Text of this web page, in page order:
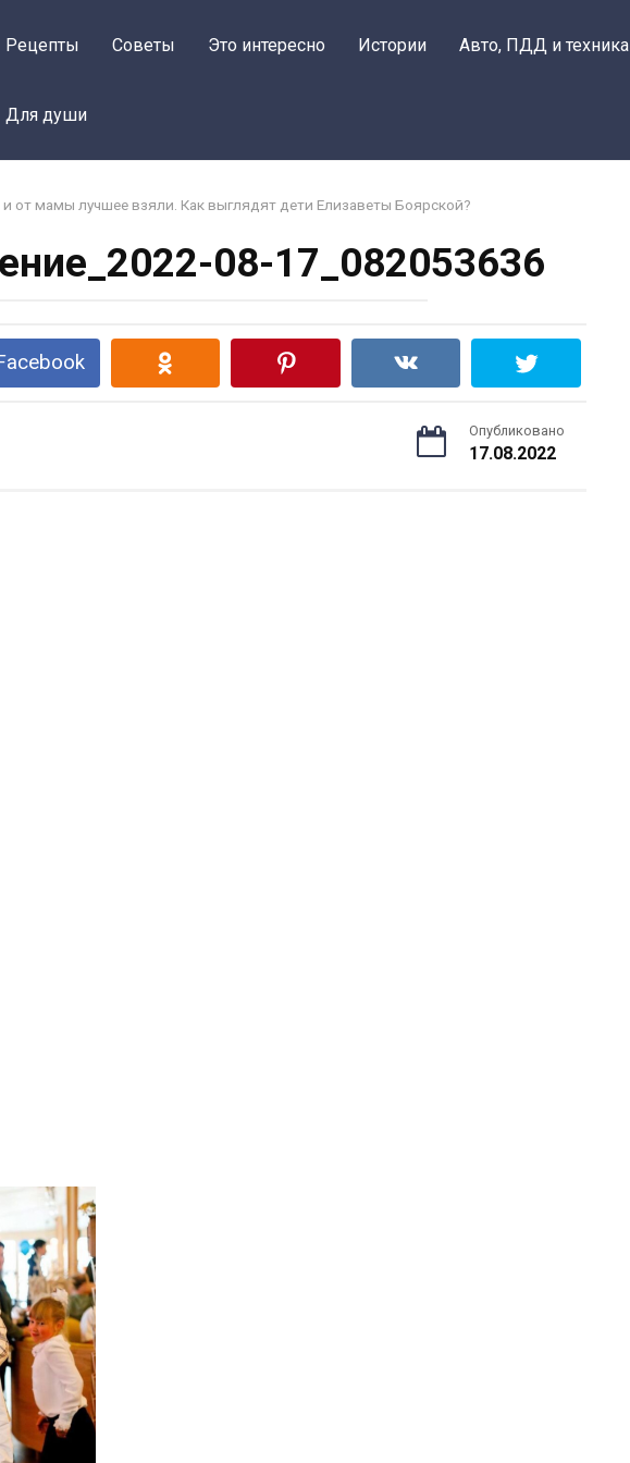
Рецепты Советы Это интересно Истории Авто, ПДД и техника
Для души
и от мамы лучшее взяли. Как выглядят дети Елизаветы Боярской?
08-17_082053636
Опубликовано
17.08.2022